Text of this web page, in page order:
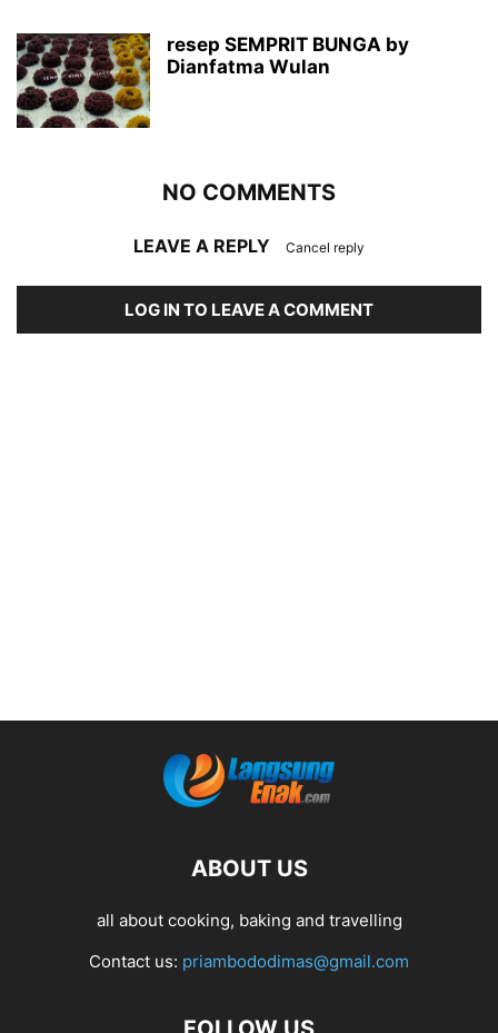
resep SEMPRIT BUNGA by
Dianfatma Wulan
NO COMMENTS
LEAVE A REPLY Cancel reply
LOG IN TO LEAVE A COMMENT
ABOUT US
all about cooking, baking and travelling
Contact us: priambododimas@gmail.com